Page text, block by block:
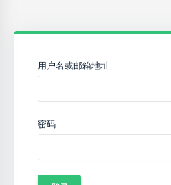
用户名或邮箱地址
密码